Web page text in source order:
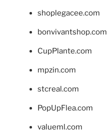
shoplegacee.com
bonvivantshop.com
CupPlante.com
mpzin.com
stcreal.com
PopUpFlea.com
valueml.com